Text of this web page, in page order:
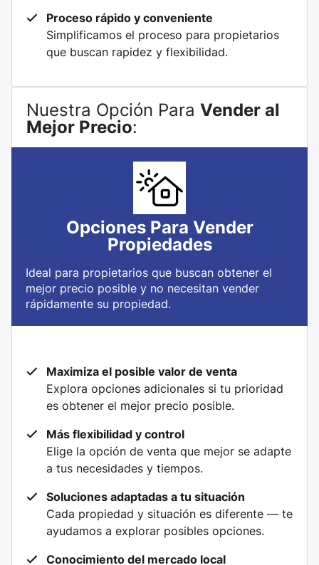
Proceso rápido y conveniente
Simplificamos el proceso para propietarios
que buscan rapidez y flexibilidad.
Nuestra Opción Para Vender al
Mejor Precio:
Opciones Para Vender
Propiedades
Ideal para propietarios que buscan obtener el
mejor precio posible y no necesitan vender
rápidamente su propiedad.
Maximiza el posible valor de venta
Explora opciones adicionales si tu prioridad
es obtener el mejor precio posible.
Más flexibilidad y control
Elige la opción de venta que mejor se adapte
a tus necesidades y tiempos.
Soluciones adaptadas a tu situación
Cada propiedad y situación es diferente — te
ayudamos a explorar posibles opciones.
Conocimiento del mercado local